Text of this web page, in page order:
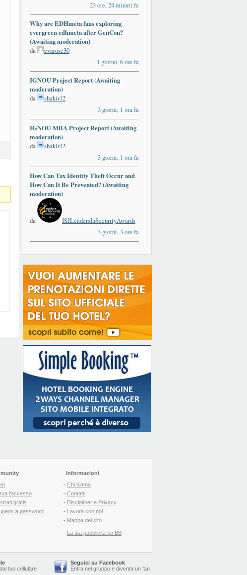
23 ore, 24 minuti fa
Why are EDHmeta fans exploring
evergreen edhmeta after GenCon?
(Awaiting moderation)
da
evarose30
1 giorno, 6 ore fa
IGNOU Project Report (Awaiting
moderation)
da
shakir12
3 giorni, 1 ora fa
IGNOU MBA Project Report (Awaiting
moderation)
da
shakir12
3 giorni, 1 ora fa
How Can Tax Identity Theft Occur and
How Can It Be Prevented? (Awaiting
moderation)
da
ISJLeadersInSecurityAwards
3 giorni, 3 ore fa
l'accesso
gratis
la password
Informazioni
- Chi siamo
- Contatti
- Disclaimer e Privacy
- Lavora con noi
- Mappa del sito
- La tua pubblicità su BB
tuo cellulare
Seguici su Facebook
Entra nel gruppo e diventa un fan